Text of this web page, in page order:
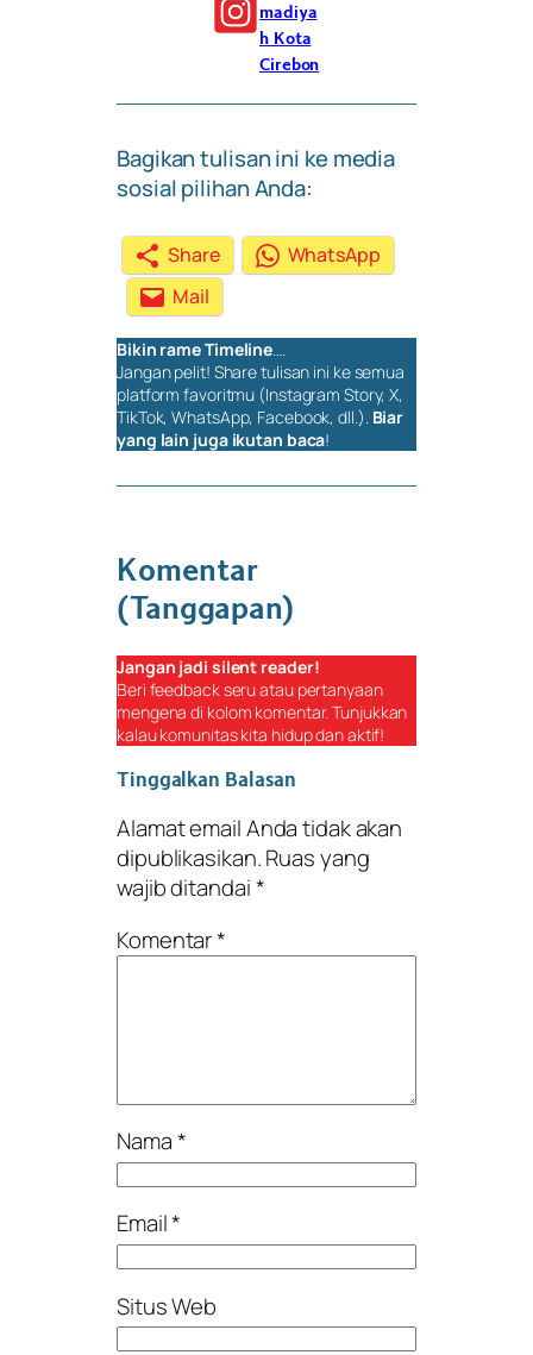
madiya
h Kota
Cirebon
Bagikan tulisan ini ke media
sosial pilihan Anda:
Share
WhatsApp
Mail
Bikin rameTimeline
Jangan pelit! Sharetulisan ini ke semua
platform favoritmu (Instagram Story, X,
TikTok, WhatsApp, Facebook, dll.). Biar
yang lain juga ikutan baca!
Komentar
(Tanggapan)
Jangan jadi silent reader!
Beri feedbackseru atau pertanyaan
mengena di kolom komentar. Tunjukkan
kalau komunitas kita hidup dan aktif!
Tinggalkan Balasan
Alamat email Anda tidak akan
dipublikasikan.Ruas yang
wajib ditandai*
Komentar*
Nama*
Email*
Situs Web